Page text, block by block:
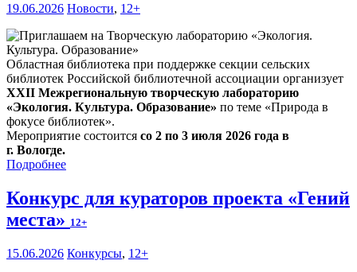
19.06.2026 Новости, 12+
Областная библиотека при поддержке секции сельских
библиотек Российской библиотечной ассоциации организует
XXII Межрегиональную творческую лабораторию
«Экология. Культура. Образование» по теме «Природа в
фокусе библиотек».
Мероприятие состоится со 2 по 3 июля 2026 года в
г. Вологде.
Подробнее
Конкурс для кураторов проекта «Гений
места» 12+
15.06.2026 Конкурсы, 12+